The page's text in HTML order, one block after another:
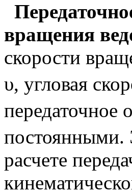
вращения
скорости
υ, угловая
передаточное
постоянными.
расчете